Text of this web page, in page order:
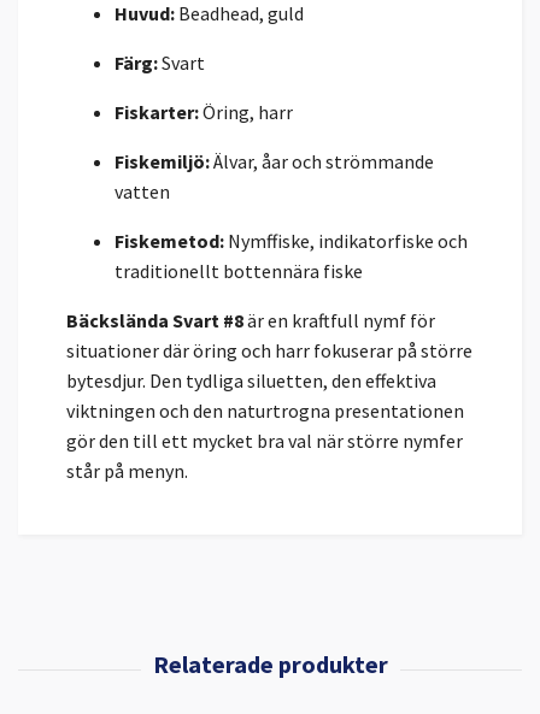
Huvud: Beadhead, guld
Färg:Svart
Fiskarter:Öring, harr
Fiskemiljö:Älvar, åar och strömmande
vatten
Fiskemetod: Nymffiske, indikatorfiske och
traditionellt bottennära fiske
Bäckslända Svart #8är en kraftfull nymf för
situationer där öring och harr fokuserar på större
bytesdjur. Den tydliga siluetten, den effektiva
viktningen och den naturtrogna presentationen
gör den till ett mycket bra val när större nymfer
står på menyn.